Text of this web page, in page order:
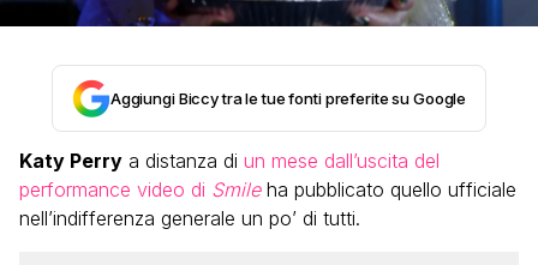
Aggiungi Biccy tra le tue fonti preferite su Google
Katy Perry a distanza di un mese dall’uscita del
performance video di Smileha pubblicato quello ufficiale
nell’indifferenza generale un po’ di tutti.